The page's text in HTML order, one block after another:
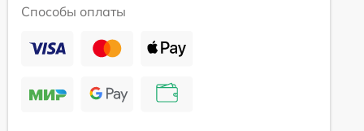
Способы оплаты